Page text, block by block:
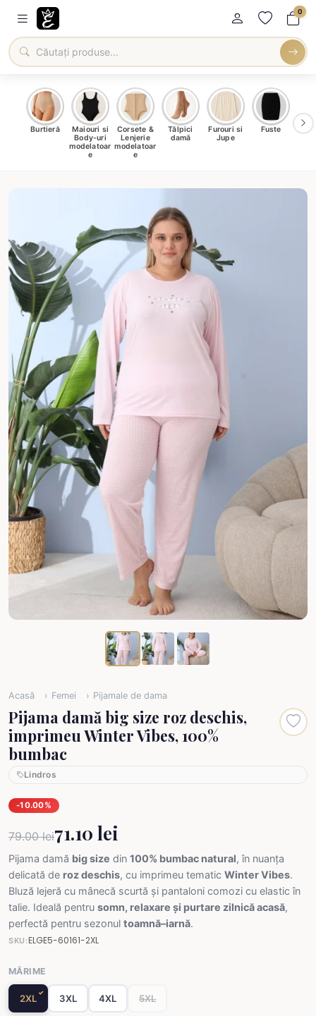
0
Burtieră
Maiouri si
Body-uri
modelatoar
e
Corsete &
Lenjerie
modelatoar
e
Tălpici
damă
Furouri si
Jupe
Fuste
Acasă Femei Pijamale de dama
Pijama damă big size roz deschis,
imprimeu Winter Vibes, 100%
bumbac
Lindros
-10.00%
79.00 lei71.10 lei
Pijama damă big size din 100% bumbac natural, în nuanța
delicată de roz deschis, cu imprimeu tematic Winter Vibes.
Bluză lejeră cu mânecă scurtă și pantaloni comozi cu elastic în
talie. Ideală pentru somn, relaxare și purtare zilnică acasă,
perfectă pentru sezonul toamnă–iarnă.
SKU:ELGE5-60161-2XL
MĂRIME
2XL 3XL 4XL 5XL